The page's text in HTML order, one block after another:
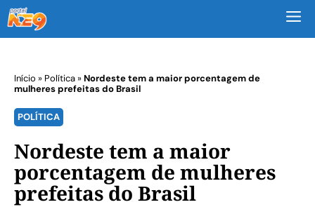
Início » Política»Nordeste tem a maior porcentagem de
mulheres prefeitas do Brasil
POLÍTICA
Nordeste tem a maior
porcentagem de mulheres
prefeitas do Brasil